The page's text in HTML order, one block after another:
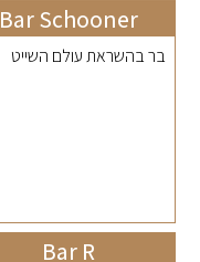
Bar Schooner
בר בהשראת עולם השייט
Bar R